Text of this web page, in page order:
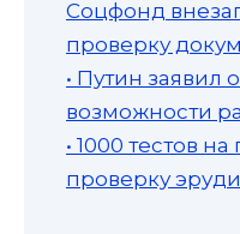
Соцфонд
проверку
• Путин заявил
возможности
• 1000 тестов
проверку